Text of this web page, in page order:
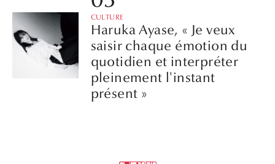
CULTURE
Haruka Ayase, « Je veux
saisir chaque émotion du
quotidien et interpréter
pleinement l'instant
présent »